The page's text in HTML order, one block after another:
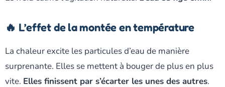
🔥 L’effet de la montée en température
La chaleur excite les particules d’eau de manière
surprenante. Elles se mettent à bouger de plus en plus
vite. Elles finissent par s’écarter les unes des autres.